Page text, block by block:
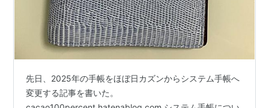
先日、2025年の手帳をほぼ日カズンからシステム手帳へ
変更する記事を書いた。